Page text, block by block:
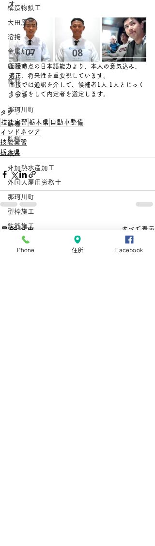
構造物鉄工
大田原市
溶接
金属加工
鹿沼市
盆栽
さつき
那珂川町
基礎
鉄鋼
鉄工
非加熱水産加工
外国人雇用労務士
那珂川町
型枠施工
鉄筋施工
す。
面接時点の日本語能力より、本人の意気込み、
適正、将来性を重要視しています。
面接では通訳を介して、候補者1人 1人とじっく
り会話をして内定者を選定します。
タグ：
技能実習 栃木県 自動車整備
インドネシア
技能実習
栃木県
最新記事 すべて表示
Phone 住所 Facebook